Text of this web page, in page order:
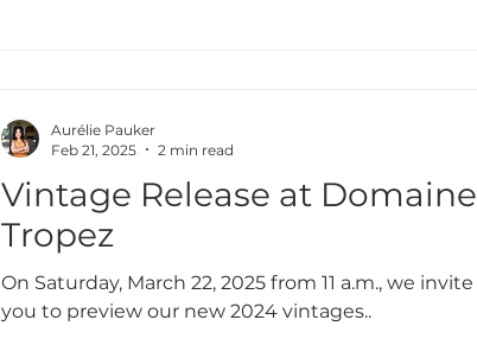
Vintage Release at Domaine
Tropez
On Saturday, March 22, 2025 from 11 a.m., we invite
you to preview our new 2024 vintages..
Aurélie Pauker
Feb 21, 2025
2 min read